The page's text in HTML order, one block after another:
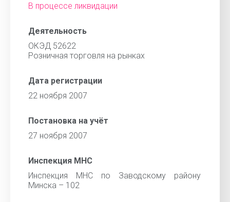
В процессе ликвидации
Деятельность
ОКЭД 52622
Розничная торговля на рынках
Дата регистрации
22 ноября 2007
Постановка на учёт
27 ноября 2007
Инспекция МНС
Инспекция МНС по Заводскому району
Минска – 102